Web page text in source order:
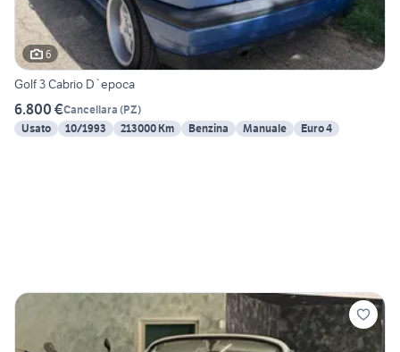
6
Golf 3 Cabrio D`epoca
6.800 €Cancellara (PZ)
Usato
10/1993 213000 Km Benzina Manuale Euro 4